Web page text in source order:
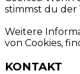
stimmst du der
Weitere
von Cookies,
KONTAKT